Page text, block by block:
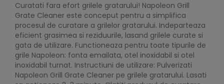
Curatati fara efort grilele gratarului! Napoleon Grill
Grate Cleaner este conceput pentru a simplifica
procesul de curatare a grilelor gratarului. Indeparteaza
eficient grasimea si reziduurile, lasand grilele curate si
gata de utilizare. Functioneaza pentru toate tipurile de
grile Napoleon: fonta emailata, otel inoxidabil si otel
inoxidabil turnat. Instructiuni de utilizare: Pulverizati
Napoleon Grill Grate Cleaner pe grilele gratarului. Lasati